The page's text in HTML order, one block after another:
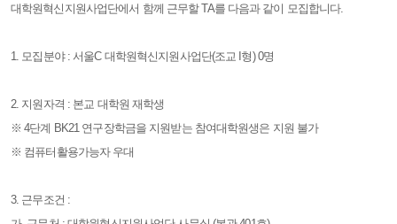
대학원혁신지원사업단에서 함께 근무할 TA를 다음과 같이 모집합니다.
1. 모집분야 : 서울C 대학원혁신지원사업단(조교 I형) 0명
2. 지원자격 : 본교 대학원 재학생
※ 4단계 BK21 연구장학금을 지원받는 참여대학원생은 지원 불가
※ 컴퓨터활용가능자 우대
3. 근무조건 :